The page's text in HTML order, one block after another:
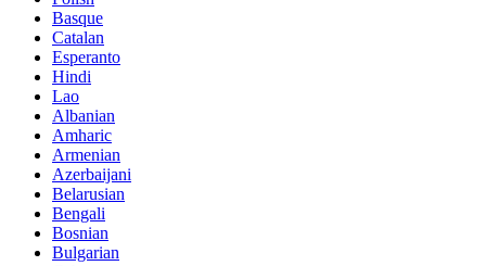
Basque
Catalan
Esperanto
Hindi
Lao
Albanian
Amharic
Armenian
Azerbaijani
Belarusian
Bengali
Bosnian
Bulgarian